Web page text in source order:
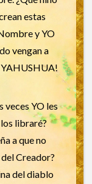
estas
y YO
vengan a
veces YO les
libraré?
a que no
Creador?
del diablo